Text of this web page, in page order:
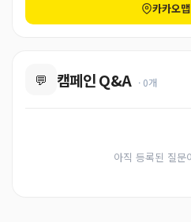
카카오
💬 캠페인 Q&A · 0개
아직 등록된 질문